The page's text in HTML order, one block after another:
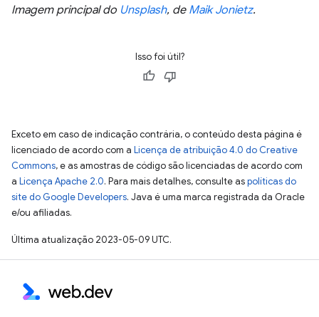
Imagem principal do Unsplash, de Maik Jonietz.
Isso foi útil?
Exceto em caso de indicação contrária, o conteúdo desta página é
licenciado de acordo com a Licença de atribuição 4.0 do Creative
Commons, e as amostras de código são licenciadas de acordo com
a Licença Apache 2.0. Para mais detalhes, consulte aspolíticas do
site do Google Developers. Java é uma marca registrada da Oracle
e/ou afiliadas.
Última atualização 2023-05-09 UTC.